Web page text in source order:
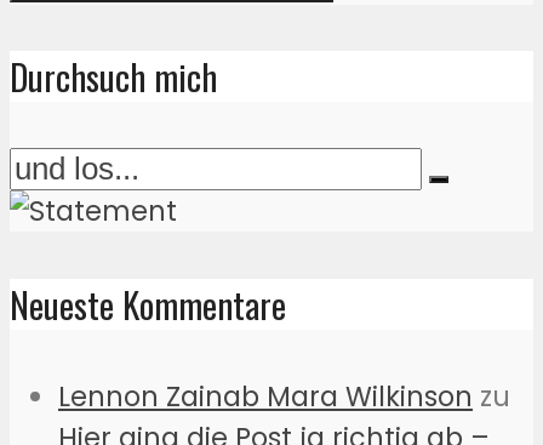
Durchsuch mich
Neueste Kommentare
Lennon Zainab Mara Wilkinson zu